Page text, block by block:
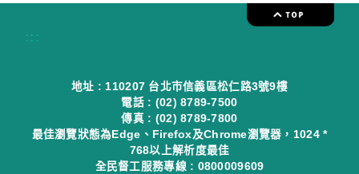
:::
地址 : 110207 台北市信義區松仁路3號9樓
電話 : (02) 8789-7500
傳真 : (02) 8789-7800
最佳瀏覽狀態為Edge、Firefox及Chrome瀏覽器，1024 *
768以上解析度最佳
全民督工服務專線 : 0800009609